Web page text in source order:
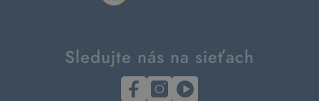
Sledujte nás na sieťach